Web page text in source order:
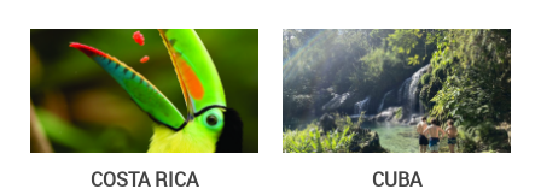
COSTA RICA CUBA